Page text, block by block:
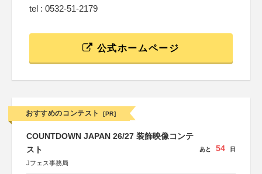
tel : 0532-51-2179
公式ホームページ
おすすめのコンテスト [PR]
COUNTDOWN JAPAN 26/27 装飾映像コンテ
スト
Jフェス事務局
あと 54 日